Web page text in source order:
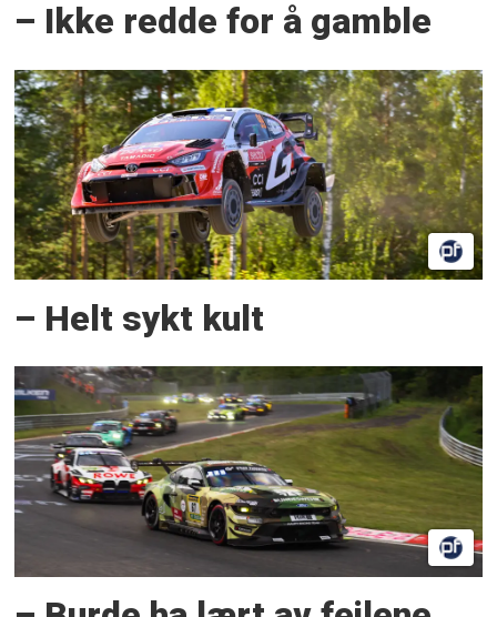
– Ikke redde for å gamble
– Helt sykt kult